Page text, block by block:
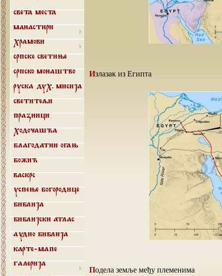
Света места
Манастири
Храмови
Српске светиње
Српско монаштво
Руска дух. мисија
Светитељи
Празници
Ходочашћа
Благодатни огањ
Божић
Васкрс
Успење Богородице
Библија
Библијски атлас
Аудио библија
Карте-мапе
Галерија
Излазак из Египта
Подела земље међу племенима